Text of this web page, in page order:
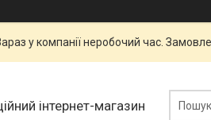
у компанії неробочий час.
інтернет-магазин